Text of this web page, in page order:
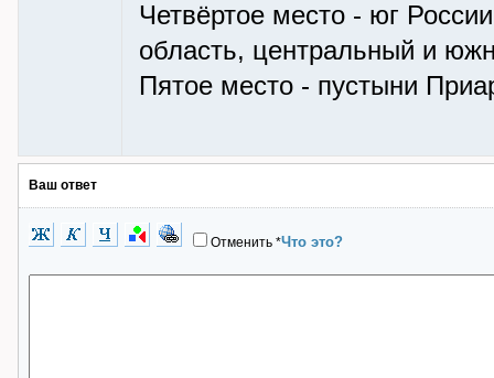
Четвёртое место - юг
область, центральный и
Пятое место - пустыни
Ваш ответ
Отменить *Что это?